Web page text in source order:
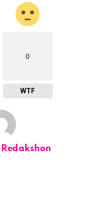
0
WTF
Redakshon